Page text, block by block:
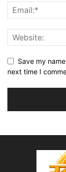
Save my
next time I